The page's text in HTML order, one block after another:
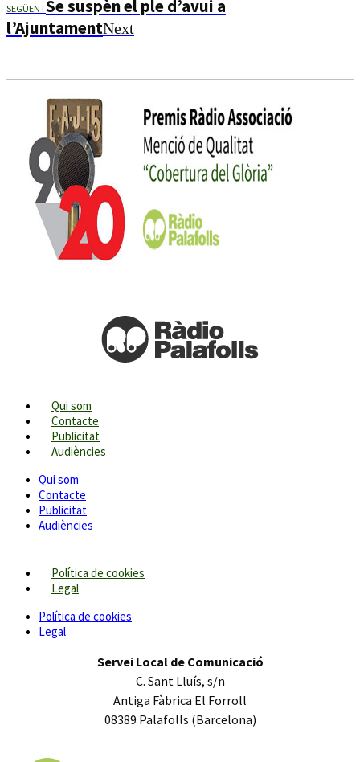
SEGÜENTSe suspèn el ple d’avui a
l’AjuntamentNext
Qui som
Contacte
Publicitat
Audiències
Qui som
Contacte
Publicitat
Audiències
Política de cookies
Legal
Política de cookies
Legal
Servei Local de Comunicació
C. Sant Lluís, s/n
Antiga Fàbrica El Forroll
08389 Palafolls (Barcelona)